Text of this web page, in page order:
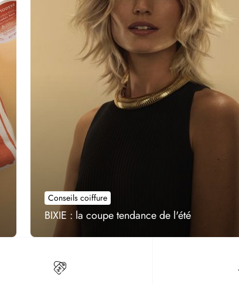
Conseils coiffure
BIXIE : la coupe tendance de l'été